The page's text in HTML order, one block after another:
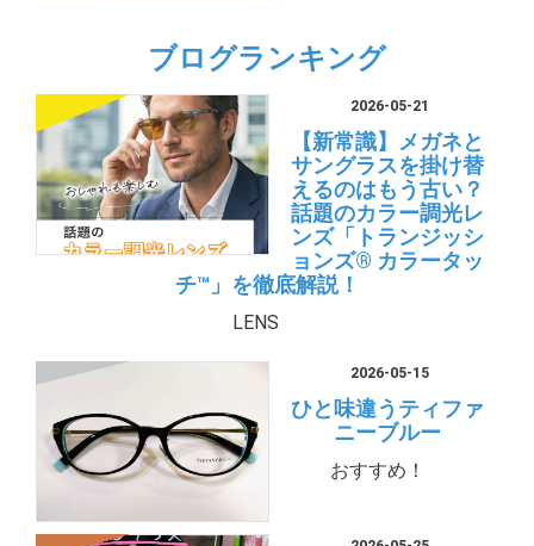
ブログランキング
2026-05-21
【新常識】メガネと
サングラスを掛け替
えるのはもう古い？
話題のカラー調光レ
ンズ「トランジッシ
ョンズ® カラータッ
チ™」を徹底解説！
LENS
2026-05-15
ひと味違うティファ
ニーブルー
おすすめ！